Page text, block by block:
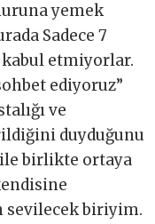
yemek
Sadece 7
kabul etmiyorlar.
ediyoruz”
ve
duyduğunu
ile birlikte ortaya
sevilecek biriyim.